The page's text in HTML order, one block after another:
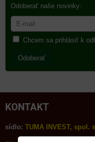
Odoberať naše novinky:
Chcem sa prihlásiť k
Odoberať
KONTAKT
sídlo: TUMA INVEST, spol.